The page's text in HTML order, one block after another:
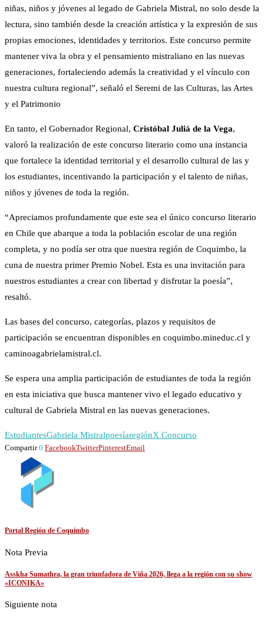
niñas, niños y jóvenes al legado de Gabriela Mistral, no solo desde la
lectura, sino también desde la creación artística y la expresión de sus
propias emociones, identidades y territorios. Este concurso permite
mantener viva la obra y el pensamiento mistraliano en las nuevas
generaciones, fortaleciendo además la creatividad y el vínculo con
nuestra cultura regional”, señaló el Seremi de las Culturas, las Artes
y el Patrimonio
En tanto, el Gobernador Regional, Cristóbal Juliá de la Vega,
valoró la realización de este concurso literario como una instancia
que fortalece la identidad territorial y el desarrollo cultural de las y
los estudiantes, incentivando la participación y el talento de niñas,
niños y jóvenes de toda la región.
“Apreciamos profundamente que este sea el único concurso literario
en Chile que abarque a toda la población escolar de una región
completa, y no podía ser otra que nuestra región de Coquimbo, la
cuna de nuestra primer Premio Nobel. Esta es una invitación para
nuestros estudiantes a crear con libertad y disfrutar la poesía”,
resaltó.
Las bases del concurso, categorías, plazos y requisitos de
participación se encuentran disponibles en coquimbo.mineduc.cl y
caminoagabrielamistral.cl.
Se espera una amplia participación de estudiantes de toda la región
en esta iniciativa que busca mantener vivo el legado educativo y
cultural de Gabriela Mistral en las nuevas generaciones.
EstudiantesGabriela MistralpoesíaregiónX Concurso
Compartir 0 FacebookTwitterPinterestEmail
Portal Región de Coquimbo
Nota Previa
Asskha Sumathra, la gran triunfadora de Viña 2026, llega a la región con su show
«ICONIKA»
Siguiente nota